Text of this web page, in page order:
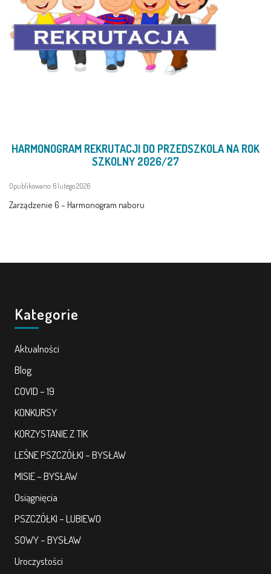
HARMONOGRAM REKRUTACJI DO PRZEDSZKOLA NA ROK
SZKOLNY 2026/27
Opublikowano: 6 lutego 2026
Zarządzenie 6 – Harmonogram naboru
Kategorie
Aktualności
Blog
COVID – 19
KONKURSY
KORZYSTANIE Z TIK
LEŚNE PSZCZÓŁKI – BYSŁAW
MISIE – BYSŁAW
Osiągnięcia
PSZCZÓŁKI – LUBIEWO
SOWY – BYSŁAW
Uroczystości